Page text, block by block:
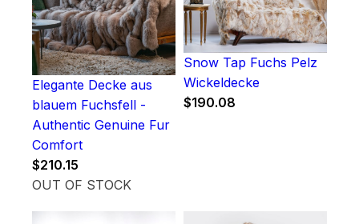
Elegante Decke aus
blauem Fuchsfell -
Authentic Genuine Fur
Comfort
$210.15
OUT OF STOCK
Snow Tap Fuchs Pelz
Wickeldecke
$190.08